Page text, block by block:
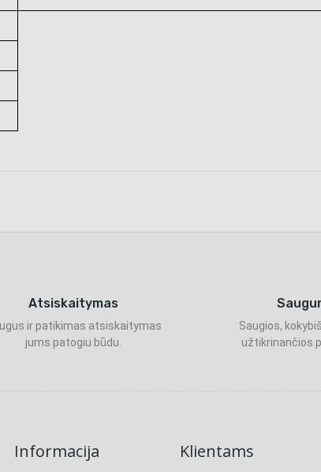
Atsiskaitymas
ir patikimas atsiskaitymas
jums patogiu būdu.
Saugios,
užtikrinančios
Informacija Klientams